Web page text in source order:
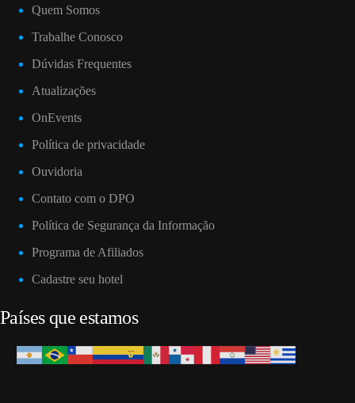
Quem Somos
Trabalhe Conosco
Dúvidas Frequentes
Atualizações
OnEvents
Política de privacidade
Ouvidoria
Contato com o DPO
Política de Segurança da Informação
Programa de Afiliados
Cadastre seu hotel
Países que estamos